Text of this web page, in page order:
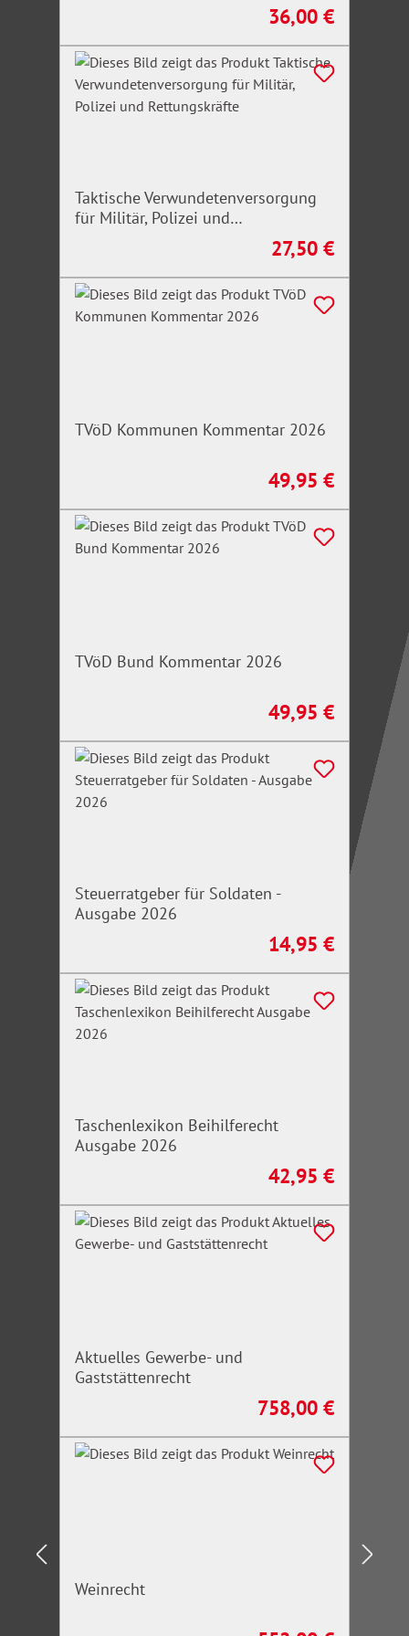
Regulärer Preis:
36,00 €
Taktische Verwundetenversorgung
für Militär, Polizei und
Regulärer Preis:
27,50 €
TVöD Kommunen Kommentar 2026
Regulärer Preis:
49,95 €
TVöD Bund Kommentar 2026
Regulärer Preis:
49,95 €
Steuerratgeber für Soldaten -
Ausgabe 2026
Regulärer Preis:
14,95 €
Taschenlexikon Beihilferecht
Ausgabe 2026
Regulärer Preis:
42,95 €
Aktuelles Gewerbe- und
Gaststättenrecht
Regulärer Preis:
758,00 €
Weinrecht